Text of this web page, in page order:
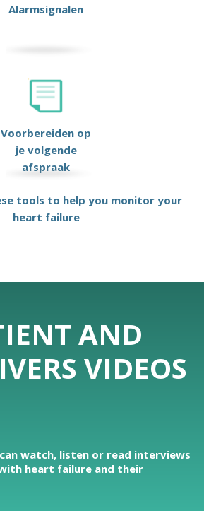
Alarmsignalen
Voorbereiden op
je volgende
afspraak
tools to help you monitor your
heart failure
AND
VIDEOS
watch, listen or read interviews
heart failure and their